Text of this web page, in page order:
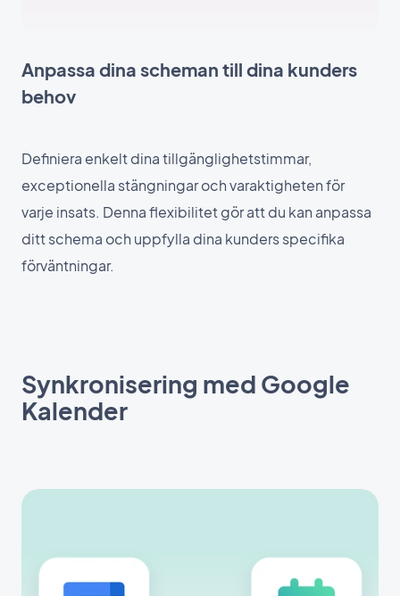
Anpassa dina scheman till dina kunders
behov
Definiera enkelt dina tillgänglighetstimmar,
exceptionella stängningar och varaktigheten för
varje insats. Denna flexibilitet gör att du kan anpassa
ditt schema och uppfylla dina kunders specifika
förväntningar.
Synkronisering med Google
Kalender